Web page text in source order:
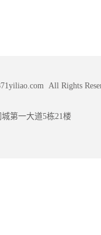
All Rights
第一大道5栋21楼